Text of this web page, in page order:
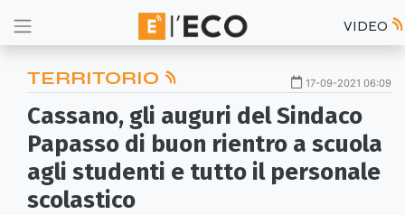
VIDEO
TERRITORIO 17-09-2021 06:09
Cassano, gli auguri del Sindaco
Papasso di buon rientro a scuola
agli studenti e tutto il personale
scolastico